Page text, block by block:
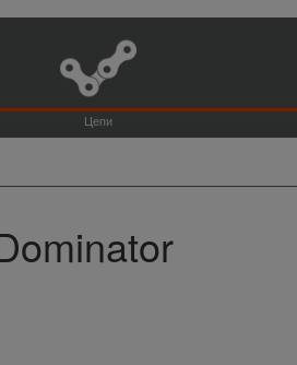
Цепи